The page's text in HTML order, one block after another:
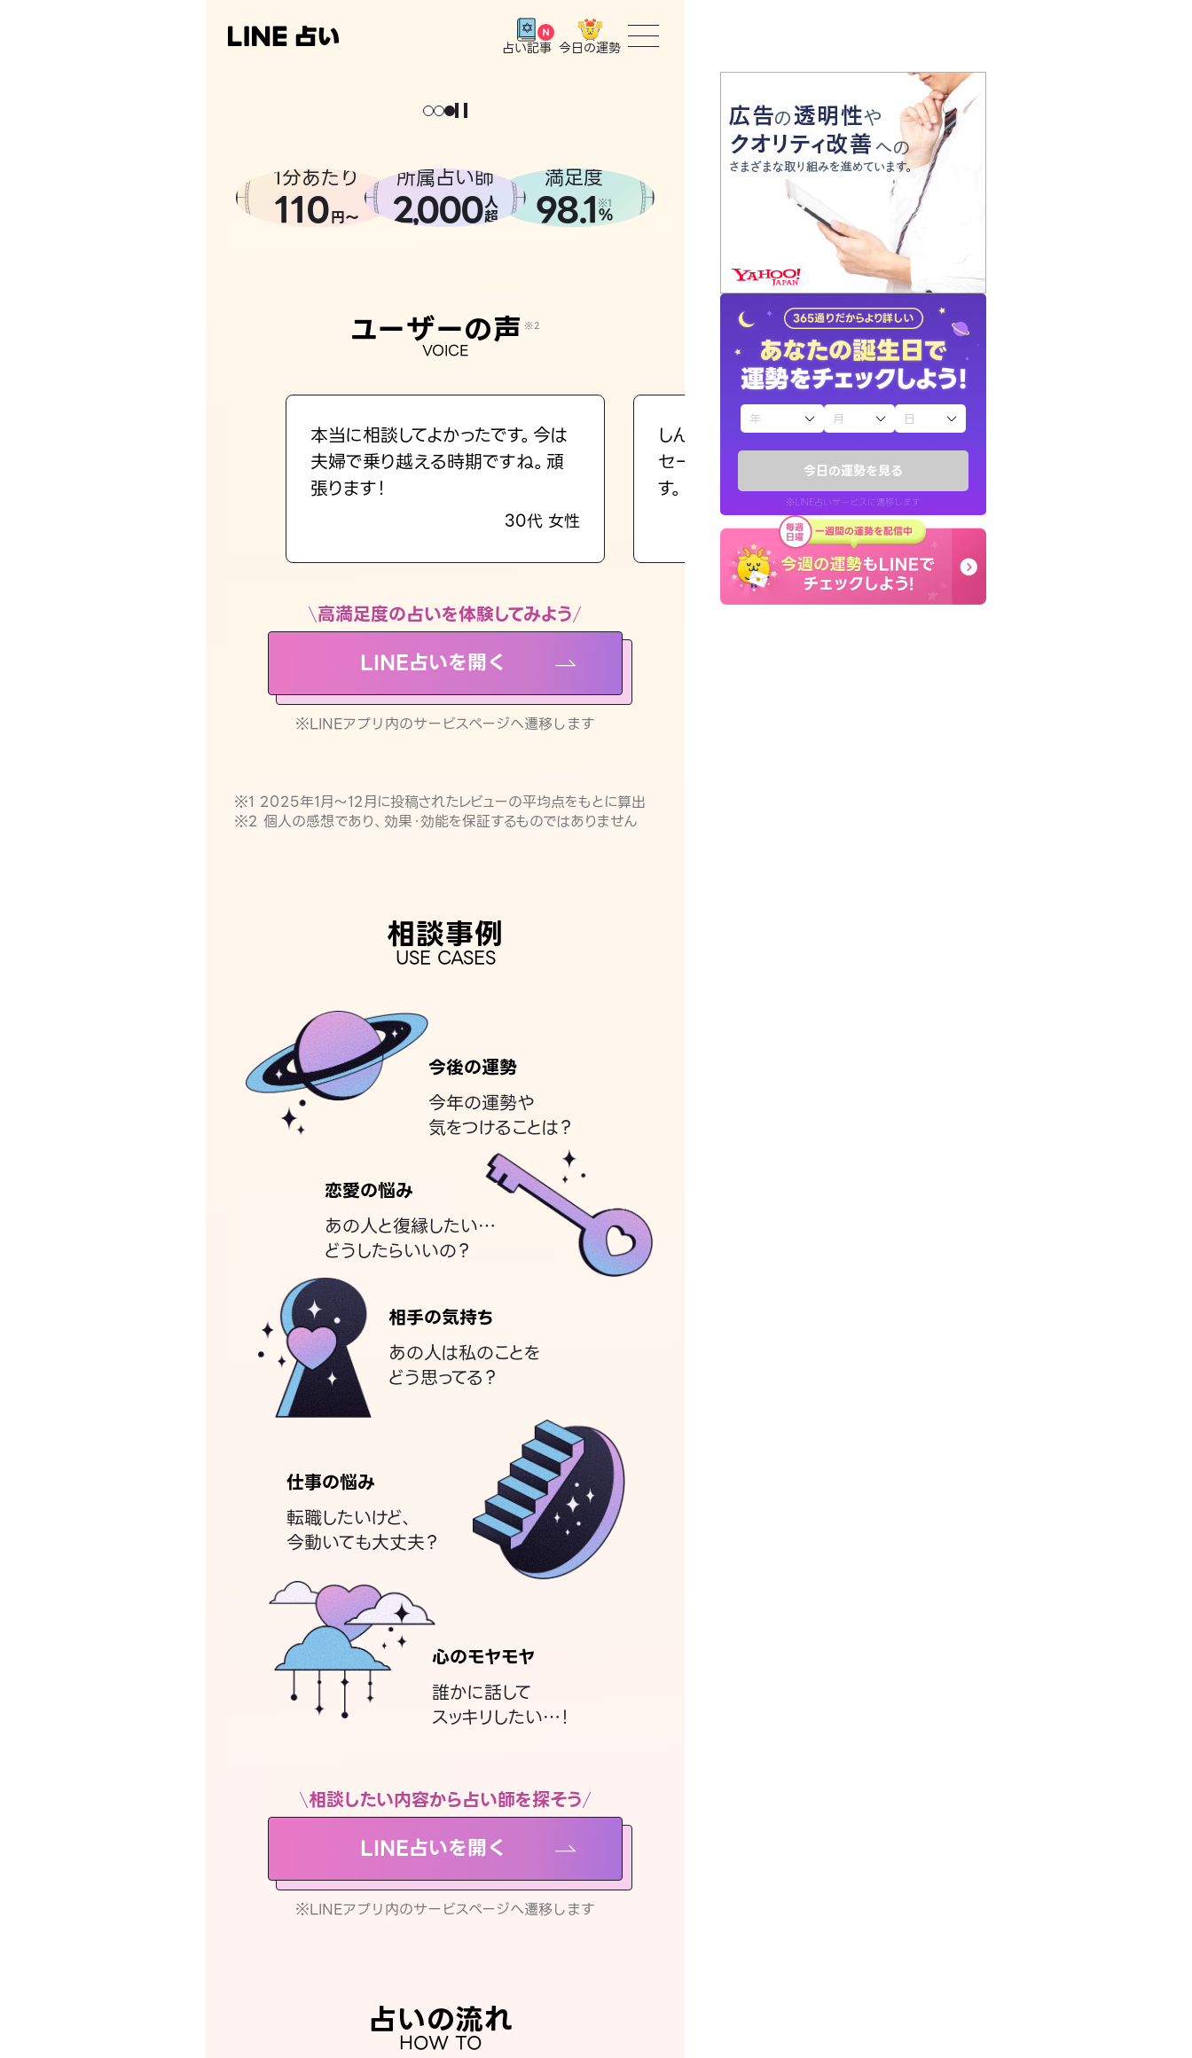
今日の運勢を見る
※LINE占いサービスに遷移します
占い記事 今日の運勢
トップ
ユーザーの声
占いの流れ
おすすめの占い師
よくある質問
えもじの子（占）12星座占い
お知らせ
。
1分あたり
110円〜
所属占い師
2,000人
超
満足度
98.1 ※1
%
ユーザーの声 ※2
VOICE
本当に相談してよかったです。今は
夫婦で乗り越える時期ですね。頑
張ります！
30代 女性
しんどくなってましたが、先生のメッ
セージを読み返してお守りにしてま
す。
40代 女性
高満足度の占いを体験してみよう
LINE占いを開く
※LINEアプリ内のサービスページへ遷移します
※1 2025年1月〜12月に投稿されたレビューの平均点をもとに算出
※2 個人の感想であり、効果・効能を保証するものではありません
相談事例
USE CASES
今後の運勢
今年の運勢や
気をつけることは？
恋愛の悩み
あの人と復縁したい…
どうしたらいいの？
相手の気持ち
あの人は私のことを
どう思ってる？
仕事の悩み
転職したいけど、
今動いても大丈夫？
心のモヤモヤ
誰かに話して
スッキリしたい…！
相談したい内容から占い師を探そう
LINE占いを開く
※LINEアプリ内のサービスページへ遷移します
占いの流れ
HOW TO